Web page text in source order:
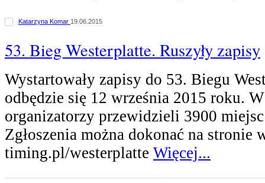
Katarzyna Komar 19.06.2015
53. Bieg Westerplatte. Ruszyły zapisy
Wystartowały zapisy do 53. Biegu
odbędzie się 12 września 2015 roku.
organizatorzy przewidzieli 3900
Zgłoszenia można dokonać na stronie
timing.pl/westerplatte Więcej...